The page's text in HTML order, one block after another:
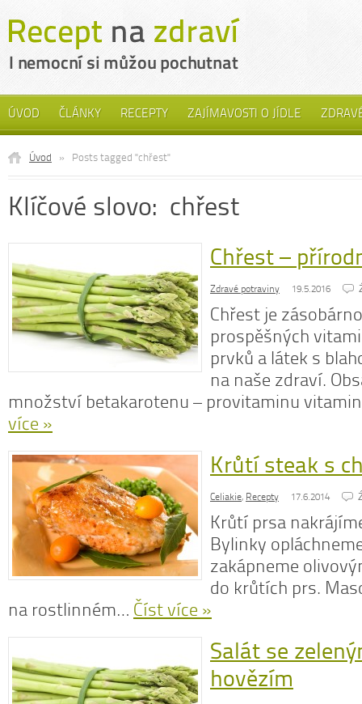
ÚVOD ČLÁNKY RECEPTY ZAJÍMAVOSTI O JÍDLE
Úvod » Posts tagged "chřest"
Klíčové slovo: chřest
Chřest –
Zdravé potraviny 19.5.2016
Chřest je
prospěšných
prvků a látek s
na naše zdraví.
množství betakarotenu – provitaminu
více »
Krůtí steak s
Celiakie, Recepty 17.6.2014
Krůtí prsa
Bylinky
zakápneme
do krůtích prs.
na rostlinném… Číst více »
Salát se
hovězím
Nedaří se vám zhubnout? Trpíte často
zácpou a potřebujete si upravit zažívání?
Na tyto a mnohé další problémy existuje
osvědčená rada – zvyšte příjem vlákniny.
Více se dočtete v tomto článku